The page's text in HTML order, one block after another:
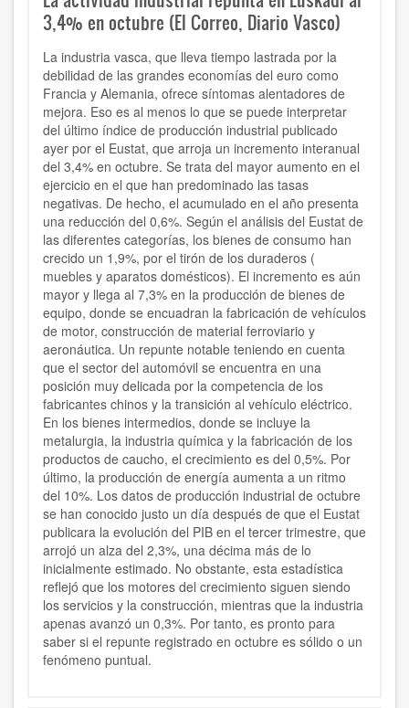
3,4% en octubre (El Correo, Diario Vasco)
La industria vasca, que lleva tiempo lastrada por la
debilidad de las grandes economías del euro como
Francia y Alemania, ofrece síntomas alentadores de
mejora. Eso es al menos lo que se puede interpretar
del último índice de producción industrial publicado
ayer por el Eustat, que arroja un incremento interanual
del 3,4% en octubre. Se trata del mayor aumento en el
ejercicio en el que han predominado las tasas
negativas. De hecho, el acumulado en el año presenta
una reducción del 0,6%. Según el análisis del Eustat de
las diferentes categorías, los bienes de consumo han
crecido un 1,9%, por el tirón de los duraderos (
muebles y aparatos domésticos). El incremento es aún
mayor y llega al 7,3% en la producción de bienes de
equipo, donde se encuadran la fabricación de vehículos
de motor, construcción de material ferroviario y
aeronáutica. Un repunte notable teniendo en cuenta
que el sector del automóvil se encuentra en una
posición muy delicada por la competencia de los
fabricantes chinos y la transición al vehículo eléctrico.
En los bienes intermedios, donde se incluye la
metalurgia, la industria química y la fabricación de los
productos de caucho, el crecimiento es del 0,5%. Por
último, la producción de energía aumenta a un ritmo
del 10%. Los datos de producción industrial de octubre
se han conocido justo un día después de que el Eustat
publicara la evolución del PIB en el tercer trimestre, que
arrojó un alza del 2,3%, una décima más de lo
inicialmente estimado. No obstante, esta estadística
reflejó que los motores del crecimiento siguen siendo
los servicios y la construcción, mientras que la industria
apenas avanzó un 0,3%. Por tanto, es pronto para
saber si el repunte registrado en octubre es sólido o un
fenómeno puntual.